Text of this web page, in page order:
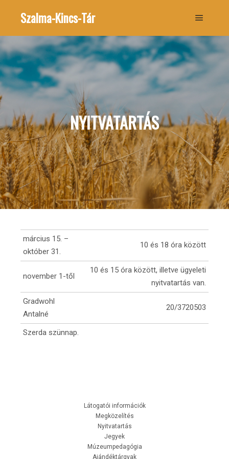
Szalma-Kincs-Tár
NYITVATARTÁS
március 15. –
október 31.
10 és 18 óra között
november 1-től
10 és 15 óra között, illetve ügyeleti
nyitvatartás van.
Gradwohl
Antalné
20/3720503
Szerda szünnap.
Látogatói információk
Megközelítés
Nyitvatartás
Jegyek
Múzeumpedagógia
Ajándéktárgyak